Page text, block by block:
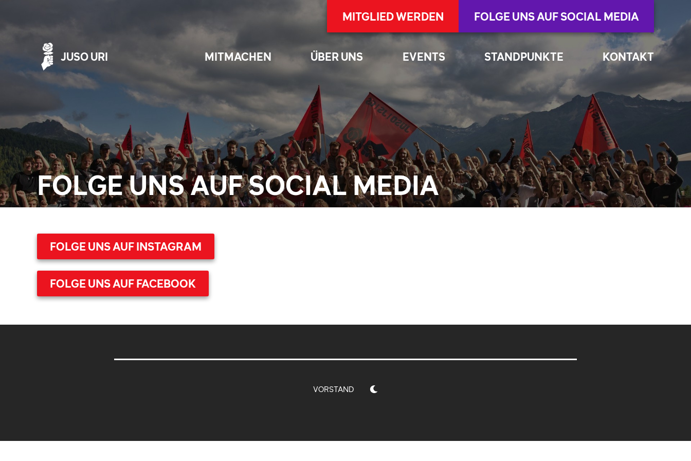
JUSO URI MITMACHEN ÜBER UNS EVENTS STANDPUNKTE KONTAKT
MITGLIED WERDEN FOLGE UNS AUF SOCIAL MEDIA
FOLGE UNS AUF SOCIAL MEDIA
FOLGE UNS AUF INSTAGRAM
FOLGE UNS AUF FACEBOOK
VORSTAND